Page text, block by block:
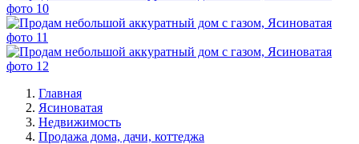
Главная
Ясиноватая
Недвижимость
Продажа дома, дачи, коттеджа